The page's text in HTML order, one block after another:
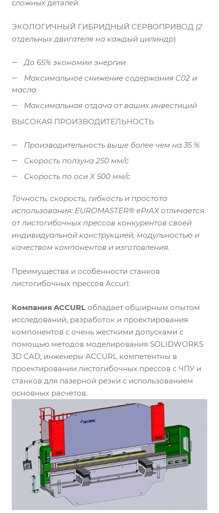
сложных деталей.
ЭКОЛОГИЧНЫЙ ГИБРИДНЫЙ СЕРВОПРИВОД (2
отдельных двигателя на каждый цилиндр)
До 65% экономии энергии
Максимальное снижение содержания C02 и
масла
Максимальная отдача от ваших инвестиций
ВЫСОКАЯ ПРОИЗВОДИТЕЛЬНОСТЬ
Производительность выше более чем на 35 %
Скорость ползуна 250 мм/с
Скорость по оси X 500 мм/с
Точность, скорость, гибкость и простота
использования: EUROMASTER® ePrAX отличается
от листогибочных прессов конкурентов своей
индивидуальной конструкцией, модульностью и
качеством компонентов и изготовления.
Преимущества и особенности станков
листогибочных прессов Accurl:
Компания ACCURL обладает обширным опытом
исследований, разработок и проектирования
компонентов с очень жесткими допусками с
помощью методов моделирования SOLIDWORKS
3D CAD, инженеры ACCURL компетентны в
проектировании листогибочных прессов с ЧПУ и
станков для лазерной резки с использованием
основных расчетов.